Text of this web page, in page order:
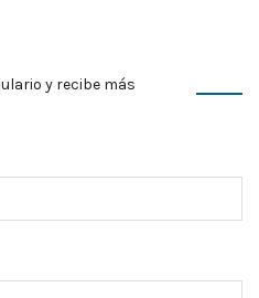
y recibe más